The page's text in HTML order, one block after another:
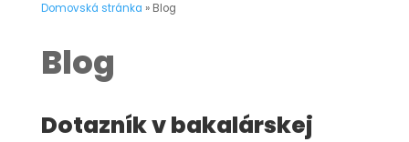
Domovská stránka » Blog
Blog
Dotazník v bakalárskej